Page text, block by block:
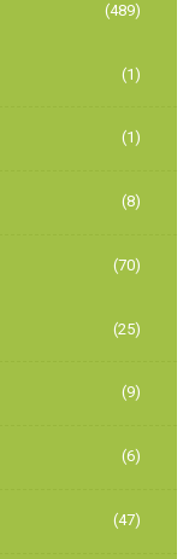
(489)
(1)
(1)
(8)
(70)
(25)
(9)
(6)
(47)